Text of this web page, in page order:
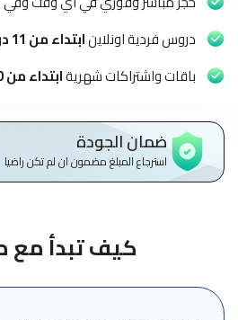
المدارس
نحن
الشروط
والأحكام
الأساسية
للمنصة
دروس فردية اونلاينابتداء من 11 دولار أمريكي
باقات واشتراكات شهريةابتداء من 160 دولار أمريكي
ضمان الجودة
استرجاع المبلغ مضمون ان لم تكن راضيا
كيف تبدأ مع